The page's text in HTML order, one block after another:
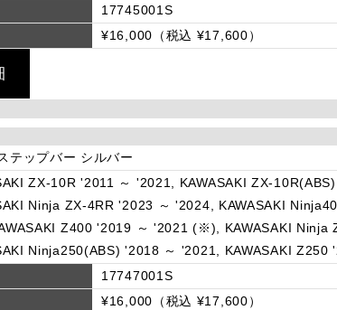
17745001S
¥16,000（税込 ¥17,600）
テップバー シルバー
ZX-10R '2011 ～ '2021, KAWASAKI ZX-
Ninja ZX-4RR '2023 ～ '2024, KAWASAKI
Z400 '2019 ～ '2021 (※), KAWASAKI Ninja
Ninja250(ABS) '2018 ～ '2021, KAWASAKI
17747001S
¥16,000（税込 ¥17,600）